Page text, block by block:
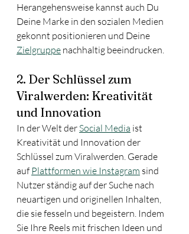
Herangehensweise kannst auch Du
Deine Marke in den sozialen Medien
gekonnt positionieren und Deine
Zielgruppe nachhaltig beeindrucken.
2. Der Schlüssel zum
Viralwerden: Kreativität
und Innovation
In der Welt der Social Media ist
Kreativität und Innovation der
Schlüssel zum Viralwerden. Gerade
auf Plattformen wie Instagram sind
Nutzer ständig auf der Suche nach
neuartigen und originellen Inhalten,
die sie fesseln und begeistern. Indem
Sie Ihre Reels mit frischen Ideen und